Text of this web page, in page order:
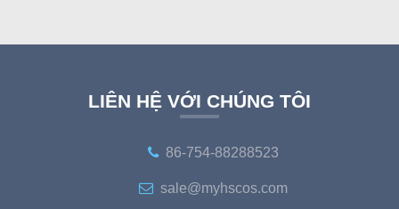
LIÊN HỆ VỚI CHÚNG TÔI
86-754-88288523
sale@myhscos.com